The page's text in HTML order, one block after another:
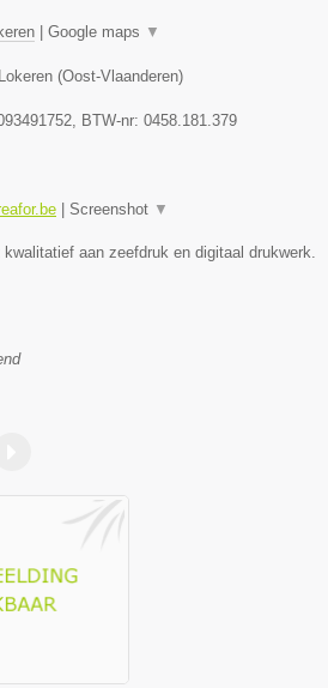
| Google maps ▼
Lokeren (Oost-Vlaanderen)
, BTW-nr: 0458.181.379
| Screenshot ▼
aan zeefdruk en digitaal drukwerk.